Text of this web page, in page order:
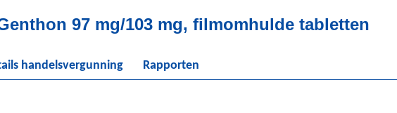
97 mg/103 mg, filmomhulde tabletten
handelsvergunning Rapporten